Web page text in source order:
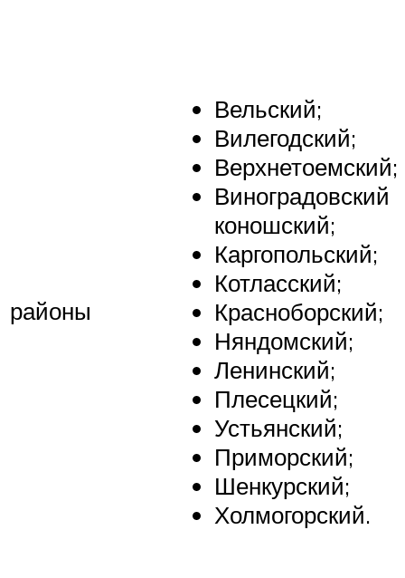
районы
Вельский;
Вилегодский;
Верхнетоемский;
Виноградовский
коношский;
Каргопольский;
Котласский;
Красноборский;
Няндомский;
Ленинский;
Плесецкий;
Устьянский;
Приморский;
Шенкурский;
Холмогорский.